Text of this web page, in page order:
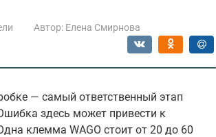
Автор: Елена Смирнова
— самый ответственный этап
здесь может привести к
клемма WAGO стоит от 20 до 60